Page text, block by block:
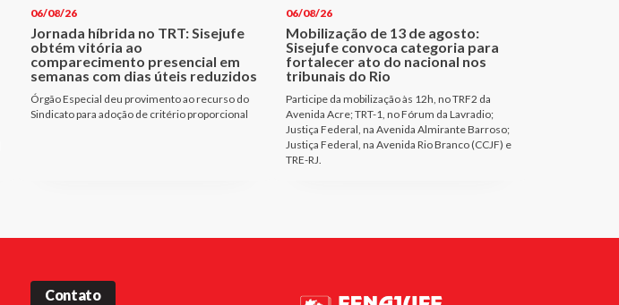
06/08/26
Jornada híbrida no TRT: Sisejufe
obtém vitória ao
comparecimento presencial em
semanas com dias úteis reduzidos
Órgão Especial deu provimento ao recurso do
Sindicato para adoção de critério proporcional
06/08/26
Mobilização de 13 de agosto:
Sisejufe convoca categoria para
fortalecer ato do nacional nos
tribunais do Rio
Participe da mobilização às 12h, no TRF2 da
Avenida Acre; TRT-1, no Fórum da Lavradio;
Justiça Federal, na Avenida Almirante Barroso;
Justiça Federal, na Avenida Rio Branco (CCJF) e
TRE-RJ.
Contato